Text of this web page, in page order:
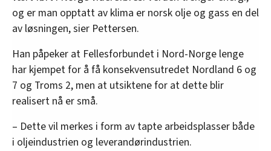
og er man opptatt av klima er norsk olje og gass en del
av løsningen, sier Pettersen.
Han påpeker at Fellesforbundet i Nord-Norge lenge
har kjempet for å få konsekvensutredet Nordland 6 og
7 og Troms 2, men at utsiktene for at dette blir
realisert nå er små.
– Dette vil merkes i form av tapte arbeidsplasser både
i oljeindustrien og leverandørindustrien.